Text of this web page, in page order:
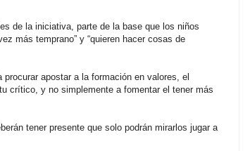
de la iniciativa, parte de la base que los niños
más temprano” y “quieren hacer cosas de
apostar a la formación en valores, el
crítico, y no simplemente a fomentar el tener más
tener presente que solo podrán mirarlos jugar a